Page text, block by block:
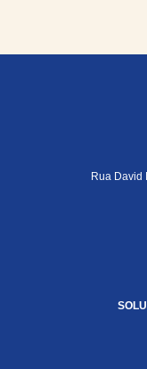
Rua David